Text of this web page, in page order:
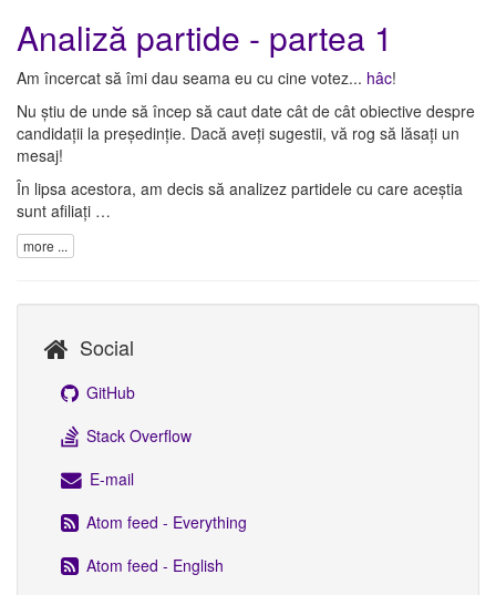
Analiză partide - partea 1
Am încercat să îmi dau seama eu cu cine votez... hâc!
Nu știu de unde să încep să caut date cât de cât obiective despre
candidații la președinție. Dacă aveți sugestii, vă rog să lăsați un
mesaj!
În lipsa acestora, am decis să analizez partidele cu care aceștia
sunt afiliați …
more ...
Social
GitHub
Stack Overflow
E-mail
Atom feed - Everything
Atom feed - English